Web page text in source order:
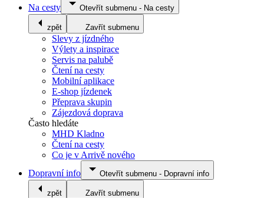
Na cesty
Otevřít submenu - Na cesty
zpět Zavřít submenu
Slevy z jízdného
Výlety a inspirace
Servis na palubě
Čtení na cesty
Mobilní aplikace
E-shop jízdenek
Přeprava skupin
Zájezdová doprava
Často hledáte
MHD Kladno
Čtení na cesty
Co je v Arrivě nového
Dopravní info
Otevřít submenu - Dopravní info
zpět Zavřít submenu